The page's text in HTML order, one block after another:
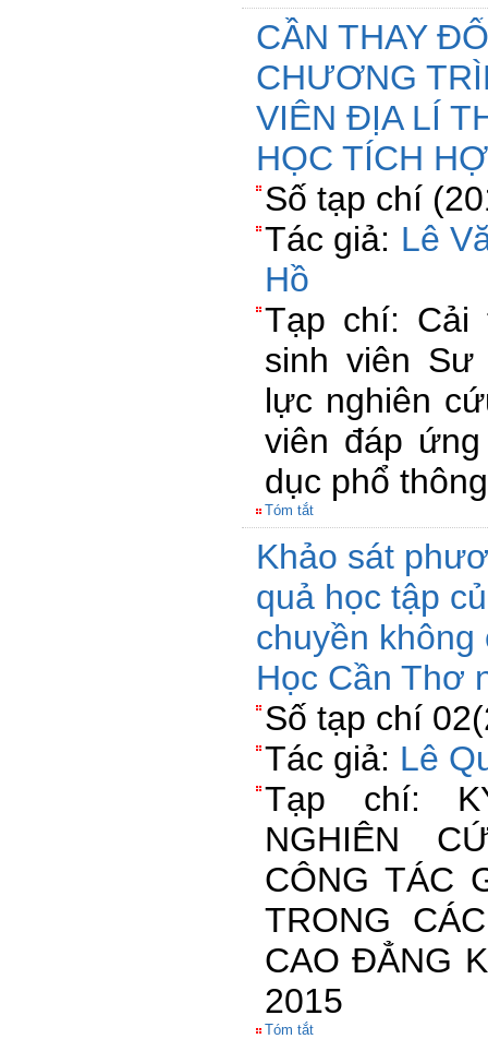
CẦN THAY
CHƯƠNG
VIÊN ĐỊA LÍ
HỌC TÍCH
Số tạp chí
Tác giả: Lê
Hồ
Tạp chí: Cải
sinh viên Sư
lực nghiên
viên đáp
dục phổ thông
Tóm tắt
Khảo sát
quả học tập
chuyền
Học Cần Thơ
Số tạp chí
Tác giả: Lê
Tạp chí:
NGHIÊN
CÔNG TÁC
TRONG
CAO ĐẲNG
2015
Tóm tắt